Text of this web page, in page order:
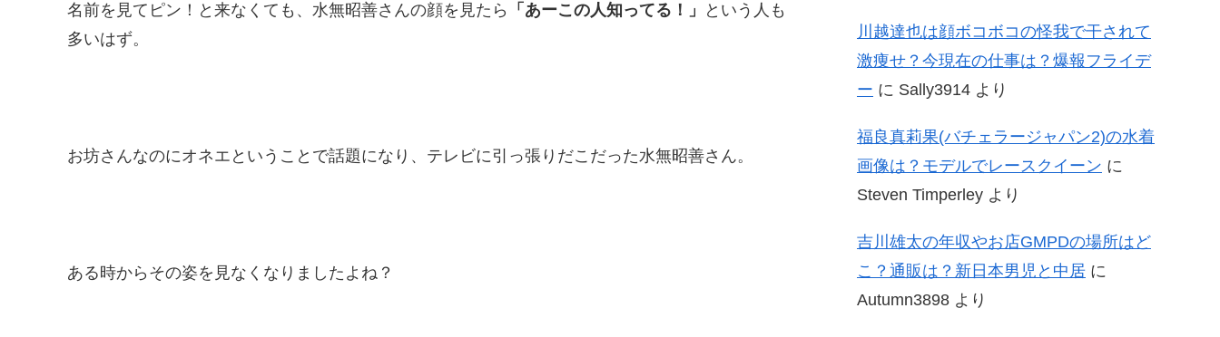
名前を見てピン！と来なくても、水無昭善さんの顔を見たら 「あーこの人知ってる！」
という人も
多いはず。
お坊さんなのにオネエということで話題になり、テレビに引っ張りだこだった水無昭善さん。
ある時からその姿を見なくなりましたよね？
川越達也は顔ボコボコの怪我で干されて
激痩せ？今現在の仕事は？爆報フライデ
ー に Sally3914 より
福良真莉果(バチェラージャパン2)の水着
画像は？モデルでレースクイーン に
Steven Timperley より
吉川雄太の年収やお店GMPDの場所はど
こ？通販は？新日本男児と中居 に
Autumn3898 より